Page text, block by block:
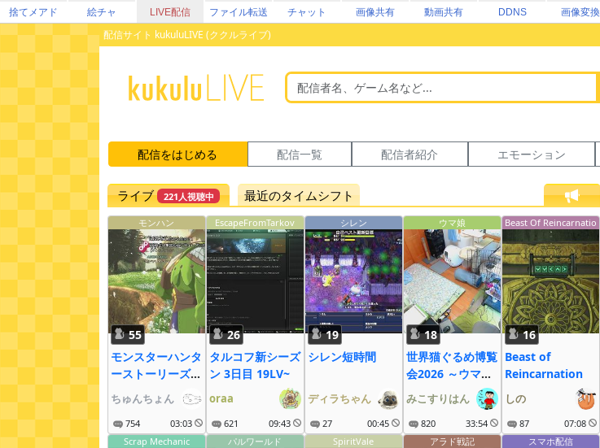
捨てメアド 絵チャ LIVE配信 ファイル転送 チャット 画像共有 動画共有 DDNS 画像変換
配信サイト kukuluLIVE (ククルライブ)
配信をはじめる 配信一覧 配信者紹介 エモーション
ライブ 221人視聴中 最近のタイムシフト
モンハン
55
モンスターハンタ
ーストーリーズ２
【15】穴２つ目
かも
ちゅんちょん
754 03:03
EscapeFromTarkov
26
タルコフ新シーズ
ン 3日目 19LV~
oraa
621 09:43
シレン
19
シレン短時間
ディラちゃん
27 00:45
ウマ娘
18
世界猫ぐるめ博覧
会2026 ～ウマ娘
も大疾走にゃ～
みこすりはん
820 33:54
Beast Of Reincarnatio
n
16
Beast of
Reincarnation
しの
87 07:08
Scrap Mechanic
パルワールド SpiritVale アラド戦記 スマホ配信